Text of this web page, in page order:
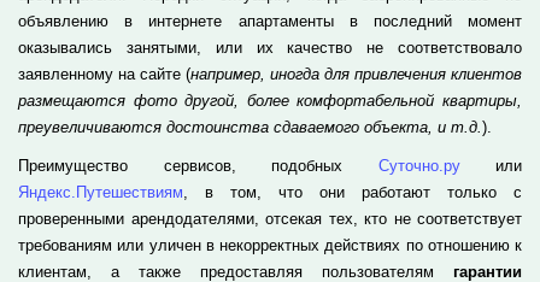
объявлению в интернете апартаменты в последний момент
оказывались занятыми, или их качество не соответствовало
заявленному на сайте (например, иногда для привлечения клиентов
размещаются фото другой, более комфортабельной квартиры,
преувеличиваются достоинства сдаваемого объекта, и т.д.).
Преимущество сервисов, подобных Суточно.руили
Яндекс.Путешествиям, в том, что они работают только с
проверенными арендодателями, отсекая тех, кто не соответствует
требованиям или уличен в некорректных действиях по отношению к
клиентам, а также предоставляя пользователям гарантии